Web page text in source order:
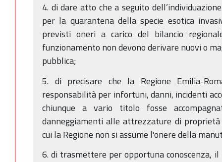
4. di dare atto che a seguito
per la quarantena della specie esotica
previsti oneri a carico del bilancio
funzionamento non devono derivare nuovi o
pubblica;
5. di precisare che la Regione Emilia-
responsabilità per infortuni, danni, incidenti
chiunque a vario titolo fosse
danneggiamenti alle attrezzature di
cui la Regione non si assume l'onere della
6. di trasmettere per opportuna conoscenza,